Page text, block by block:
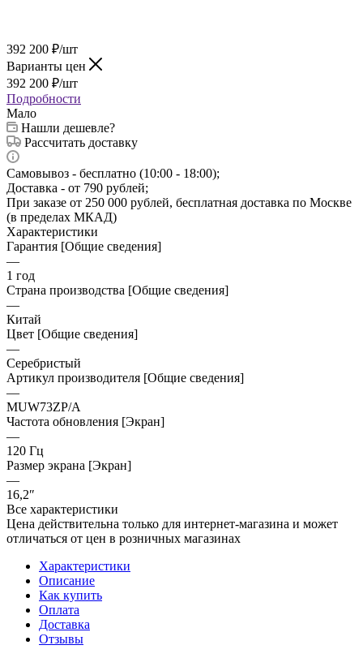
392 200 ₽/шт
Варианты цен
392 200 ₽/шт
Подробности
Мало
Нашли дешевле?
Рассчитать доставку
Самовывоз - бесплатно (10:00 - 18:00);
Доставка - от 790 рублей;
При заказе от 250 000 рублей, бесплатная доставка по Москве
(в пределах МКАД)
Характеристики
Гарантия [Общие сведения]
—
1 год
Страна производства [Общие сведения]
—
Китай
Цвет [Общие сведения]
—
Серебристый
Артикул производителя [Общие сведения]
—
MUW73ZP/A
Частота обновления [Экран]
—
120 Гц
Размер экрана [Экран]
—
16,2″
Все характеристики
Цена действительна только для интернет-магазина и может
отличаться от цен в розничных магазинах
Характеристики
Описание
Как купить
Оплата
Доставка
Отзывы